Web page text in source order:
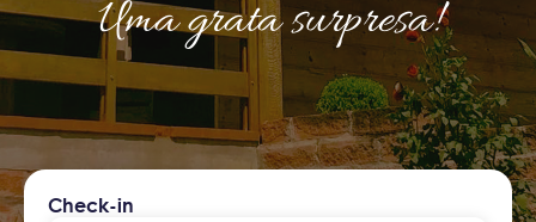
Uma grata surpresa!
Check-in